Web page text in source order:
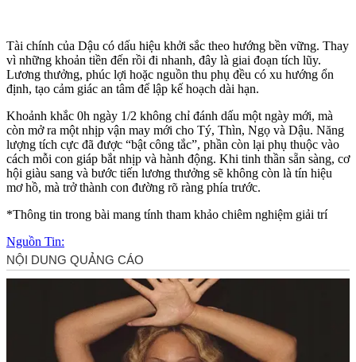
Tài chính của Dậu có dấu hiệu khởi sắc theo hướng bền vững. Thay
vì những khoản tiền đến rồi đi nhanh, đây là giai đoạn tích lũy.
Lương thưởng, phúc lợi hoặc nguồn thu phụ đều có xu hướng ổn
định, tạo cảm giác an tâm để lập kế hoạch dài hạn.
Khoảnh khắc 0h ngày 1/2 không chỉ đánh dấu một ngày mới, mà
còn mở ra một nhịp vận may mới cho Tý, Thìn, Ngọ và Dậu. Năng
lượng tích cực đã được “bật công tắc”, phần còn lại phụ thuộc vào
cách mỗi con giáp bắt nhịp và hành động. Khi tinh thần sẵn sàng, cơ
hội giàu sang và bước tiến lương thưởng sẽ không còn là tín hiệu
mơ hồ, mà trở thành con đường rõ ràng phía trước.
*Thông tin trong bài mang tính tham khảo chiêm nghiệm giải trí
Nguồn Tin: